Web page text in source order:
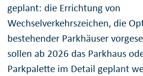
geplant: die Errichtung von
Wechselverkehrszeichen, die
bestehender Parkhäuser
sollen ab 2026 das Parkhaus
Parkpalette im Detail geplant